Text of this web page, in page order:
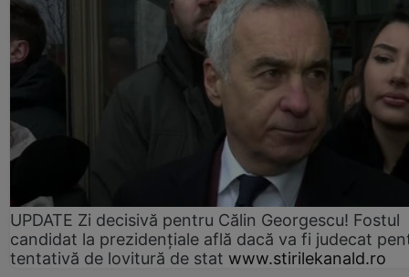
UPDATE Zi decisivă pentru Călin Georgescu! Fostul
candidat la prezidențiale află dacă va fi judecat
tentativă de lovitură de stat www.stirilekanald.ro